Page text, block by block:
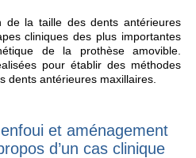
de la taille des dents antérieures
cliniques des plus importantes
de la prothèse amovible.
pour établir des méthodes
dents antérieures maxillaires.
et aménagement
d’un cas clinique